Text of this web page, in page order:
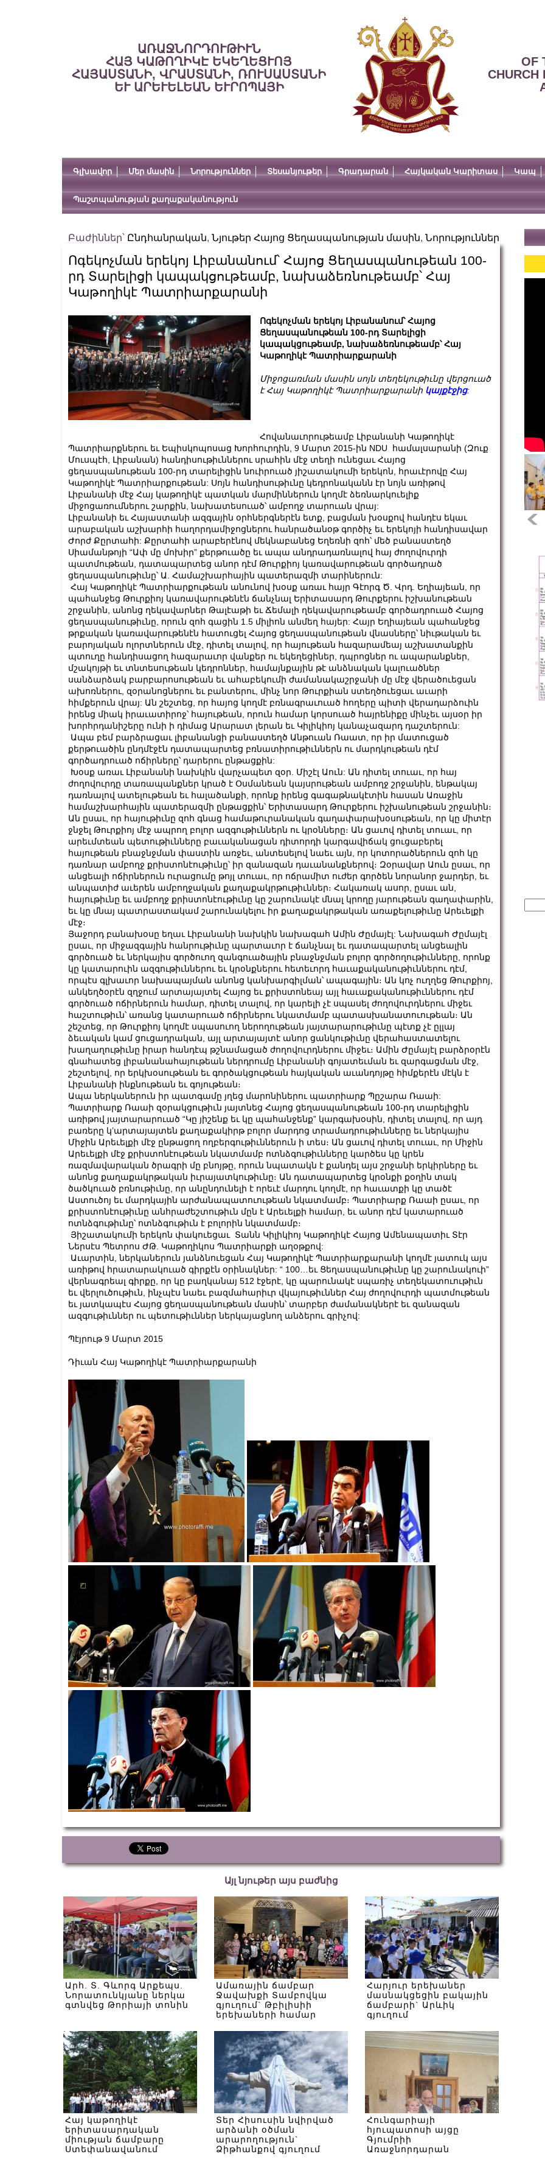
ԱՌԱՋՆՈՐԴՈՒԹԻՒՆ
ՀԱՅ ԿԱԹՈՂԻԿԷ ԵԿԵՂԵՑՒՈՅ
ՀԱՅԱՍՏԱՆԻ, ՎՐԱՍՏԱՆԻ, ՌՈՒՍԱՍՏԱՆԻ
ԵՒ ԱՐԵՒԵԼԵԱՆ ԵՒՐՈՊԱՅԻ
OF
CHURCH
Գլխավոր Մեր մասին Նորություններ Տեսանյութեր Գրադարան Հայկական Կարիտաս Կապ
Պաշտպանության քաղաքականություն
Բաժիններ՝ Ընդհանրական, Նյութեր Հայոց Ցեղասպանության մասին, Նորություններ
Ոգեկոչման երեկոյ Լիբանանում՝ Հայոց Ցեղասպանութեան 100-
րդ Տարելիցի կապակցութեամբ, նախաձեռնութեամբ՝ Հայ
Կաթողիկէ Պատրիարքարանի
Ոգեկոչման երեկոյ Լիբանանում՝ Հայոց
Ցեղասպանութեան 100-րդ Տարելիցի
կապակցութեամբ, նախաձեռնութեամբ՝ Հայ
Կաթողիկէ Պատրիարքարանի
Միջոցառման մասին սոյն տեղեկութիւնը վերցուած
է Հայ Կաթողիկէ Պատրիարքարանի կայքէջից:
Հովանաւորութեամբ Լիբանանի Կաթողիկէ
Պատրիարքներու եւ Եպիսկոպոսաց Խորհուրդին, 9 Մարտ 2015-ին NDU համալսարանի (Զուք
Մուսպէհ, Լիբանան) հանդիսութիւններու սրահին մէջ տեղի ունեցաւ Հայոց
ցեղասպանութեան 100-րդ տարելիցին նուիրուած յիշատակումի երեկոն, հրաւէրովը Հայ
Կաթողիկէ Պատրիարքութեան: Սոյն հանդիսութիւնը կեդրոնականն էր նոյն առիթով
Լիբանանի մէջ Հայ կաթողիկէ պատկան մարմիններուն կողմէ ձեռնարկուելիք
միջոցառումներու շարքին, նախատեսուած՝ ամբողջ տարուան վրայ:
Լիբանանի եւ Հայաստանի ազգային օրհներգներէն ետք, բացման խօսքով հանդէս եկաւ
արաբական աշխարհի հաղորդամիջոցներու հանրածանօթ գործիչ եւ երեկոյի հանդիսավար
Ժորժ Քըրտահի: Քըրտահի արաբերէնով մեկնաբանեց Եղեռնի զոհ՝ մեծ բանաստեղծ
Սիամանթոյի “Ափ մը մոխիր” քերթուածը եւ ապա անդրադառնալով հայ ժողովուրդի
պատմութեան, դատապարտեց անոր դէմ Թուրքիոյ կառավարութեան գործադրած
ցեղասպանութիւնը՝ Ա. Համաշխարհային պատերազմի տարիներուն:
Հայ Կաթողիկէ Պատրիարքութեան անունով խօսք առաւ հայր Գէորգ Ծ. Վրդ. Եղիայեան, որ
պահանջեց Թուրքիոյ կառավարութենէն ճանչնալ Երիտասարդ Թուրքերու իշխանութեան
շրջանին, անոնց ղեկավարներ Թալէաթի եւ Ճեմալի ղեկավարութեամբ գործադրուած Հայոց
ցեղասպանութիւնը, որուն զոհ գացին 1.5 միլիոն անմեղ հայեր: Հայր Եղիայեան պահանջեց
թրքական կառավարութենէն հատուցել Հայոց ցեղասպանութեան վնասները՝ նիւթական եւ
բարոյական ոլորտներուն մէջ, դիտել տալով, որ հայութեան հազարամեայ աշխատանքին
պտուղը հանդիսացող հազարաւոր վանքեր ու եկեղեցիներ, դպրոցներ ու ապարանքներ,
մշակոյթի եւ տնտեսութեան կեդրոններ, համայնքային թէ անձնական կալուածներ
սանձարձակ բարբարոսութեան եւ ահաբեկումի ժամանակաշրջանի մը մէջ վերածուեցան
ախոռներու, զօրանոցներու եւ բանտերու, մինչ նոր Թուրքիան ստեղծուեցաւ աւարի
հիմքերուն վրայ: Ան շեշտեց, որ հայոց կողմէ բռնագրաւուած հողերը պիտի վերադարձուին
իրենց միակ իրաւատիրոջ՝ հայութեան, որուն համար կորսուած հայրենիքը մինչեւ այսօր իր
խորհրդանիշերը ունի ի դիմաց Արարատ լերան եւ Կիլիկիոյ կանաչազարդ դաշտերուն:
Ապա բեմ բարձրացաւ լիբանանցի բանաստեղծ Անթուան Ռաատ, որ իր մատուցած
քերթուածին ընդմէջէն դատապարտեց բռնատիրութիւններն ու մարդկութեան դէմ
գործադրուած ոճիրները՝ դարերու ընթացքին:
Խօսք առաւ Լիբանանի նախկին վարչապետ զօր. Միշէլ Աուն: Ան դիտել տուաւ, որ հայ
ժողովուրդը տառապանքներ կրած է Օսմանեան կայսրութեան ամբողջ շրջանին, ենթակայ
դառնալով ատելութեան եւ հալածանքի, որոնք իրենց գագաթնակէտին հասան Առաջին
համաշխարհային պատերազմի ընթացքին՝ Երիտասարդ Թուրքերու իշխանութեան շրջանին։
Ան ըսաւ, որ հայութիւնը զոհ գնաց համաթուրանական գաղափարախօսութեան, որ կը միտէր
ջնջել Թուրքիոյ մէջ ապրող բոլոր ազգութիւններն ու կրօնները։ Ան ցաւով դիտել տուաւ, որ
արեւմտեան պետութիւնները բաւականացան դիտորդի կարգավիճակ ցուցաբերել
հայութեան բնաջնջման փաստին առջեւ, անտեսելով նաեւ այն, որ կոտորածներուն զոհ կը
դառնար ամբողջ քրիստոնէութիւնը՝ իր զանազան դաւանանքներով։ Զօրավար Աուն ըսաւ, որ
անցեալի ոճիրներուն ուրացումը թոյլ տուաւ, որ ոճրամիտ ուժեր գործեն նորանոր ջարդեր, եւ
անպատիժ աւերեն ամբողջական քաղաքակրթութիւններ։ Հակառակ ասոր, ըսաւ ան,
հայութիւնը եւ ամբողջ քրիստոնէութիւնը կը շարունակէ մնալ կրողը յարութեան գաղափարին,
եւ կը մնայ պատրաստակամ շարունակելու իր քաղաքակրթական առաքելութիւնը Արեւելքի
մէջ։
Յաջորդ բանախօսը եղաւ Լիբանանի նախկին նախագահ Ամին Ժըմայէլ: Նախագահ Ժըմայէլ
ըսաւ, որ միջազգային հանրութիւնը պարտաւոր է ճանչնալ եւ դատապարտել անցեալին
գործուած եւ ներկայիս գործուող զանգուածային բնաջնջման բոլոր գործողութիւնները, որոնք
կը կատարուին ազգութիւններու եւ կրօնքներու հետեւորդ հաւաքականութիւններու դէմ,
որպէս գլխաւոր նախապայման անոնց կանխարգիլման՝ ապագային։ Ան կոչ ուղղեց Թուրքիոյ,
անկեղծօրէն զղջում արտայայտել Հայոց եւ քրիստոնեայ այլ հաւաքականութիւններու դէմ
գործուած ոճիրներուն համար, դիտել տալով, որ կարելի չէ սպասել ժողովուրդներու միջեւ
հաշտութիւն՝ առանց կատարուած ոճիրներու նկատմամբ պատասխանատուութեան։ Ան
շեշտեց, որ Թուրքիոյ կողմէ սպասուող ներողութեան յայտարարութիւնը պէտք չէ ըլլայ
ձեւական կամ ցուցադրական, այլ արտայայտէ անոր ցանկութիւնը վերահաստատելու
խաղաղութիւնը իրար հանդէպ թշնամացած ժողովուրդներու միջեւ։ Ամին Ժըմայէլ բարձրօրէն
գնահատեց լիբանանահայութեան ներդրումը Լիբանանի գոյատեւման եւ զարգացման մէջ,
շեշտելով, որ երկխօսութեան եւ գործակցութեան հայկական աւանդոյթը հիմքերէն մէկն է
Լիբանանի ինքնութեան եւ գոյութեան։
Ապա ներկաներուն իր պատգամը յղեց մարոնիներու պատրիարք Պըշարա Ռաաի:
Պատրիարք Ռաաի զօրակցութիւն յայտնեց Հայոց ցեղասպանութեան 100-րդ տարելիցին
առիթով յայտարարուած “Կը յիշենք եւ կը պահանջենք” կարգախօսին, դիտել տալով, որ այդ
բառերը կ’արտայայտեն քաղաքակիրթ բոլոր մարդոց տրամադրութիւնները եւ ներկայիս
Միջին Արեւելքի մէջ ընթացող ողբերգութիւններուն ի տես։ Ան ցաւով դիտել տուաւ, որ Միջին
Արեւելքի մէջ քրիստոնէութեան նկատմամբ ոտնձգութիւնները կարծես կը կրեն
ռազմավարական ծրագրի մը բնոյթը, որուն նպատակն է քանդել այս շրջանի երկիրները եւ
անոնց քաղաքակրթական իւրայատկութիւնը։ Ան դատապարտեց կրօնքի քօղին տակ
ծածկուած բռնութիւնը, որ անընդունելի է որեւէ մարդու կողմէ, որ հաւատքի կը տածէ
Աստուծոյ եւ մարդկային արժանապատուութեան նկատմամբ։ Պատրիարք Ռաաի ըսաւ, որ
քրիստոնէութիւնը անհրաժեշտութիւն մըն է Արեւելքի համար, եւ անոր դէմ կատարուած
ոտնձգութիւնը՝ ոտնձգութիւն է բոլորին նկատմամբ։
Յիշատակումի երեկոն փակուեցաւ Տանն Կիլիկիոյ Կաթողիկէ Հայոց Ամենապատիւ Տէր
Ներսէս Պետրոս ԺԹ. Կաթողիկոս Պատրիարքի աղօթքով:
Աւարտին, ներկաներուն յանձնուեցան Հայ Կաթողիկէ Պատրիարքարանի կողմէ յատուկ այս
առիթով հրատարակուած գիրքէն օրինակներ: “ 100…եւ Ցեղասպանութիւնը կը շարունակուի”
վերնագրեալ գիրքը, որ կը բաղկանայ 512 էջերէ, կը պարունակէ սպառիչ տեղեկատուութիւն
եւ վերլուծութիւն, ինչպէս նաեւ բազմահարիւր վկայութիւններ Հայ ժողովուրդի պատմութեան
եւ յատկապէս Հայոց ցեղասպանութեան մասին՝ տարբեր ժամանակներէ եւ զանազան
ազգութիւններ ու պետութիւններ ներկայացնող անձերու գրիչով:
Պէյրութ 9 Մարտ 2015
Դիւան Հայ Կաթողիկէ Պատրիարքարանի
Այլ նյութեր այս բաժնից
Արհ. Տ. Գևորգ Արքեպս.
Նորատունկյանը ներկա
գտնվեց Թորիայի տոնին
Ամառային ճամբար
Ջավախքի Տամբովկա
գյուղում` Թբիլիսիի
երեխաների համար
Հարյուր երեխաներ
մասնակցեցին բակային
ճամբարի` Արևիկ
գյուղում
Հայ կաթողիկէ
երիտասարդական
միության ճամբարը
Ստեփանավանում
Տեր Հիսուսին նվիրված
արձանի օծման
արարողություն`
Ձիթհանքով գյուղում
Հունգարիայի
հյուպատոսի այցը
Գյումրիի
Առաջնորդարան
for: